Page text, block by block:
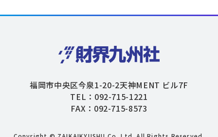
福岡市中央区今泉1-20-2天神MENT ビル7F
TEL：092-715-1221
FAX：092-715-8573